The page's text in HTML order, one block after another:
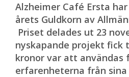
Alzheimer Café Ersta
årets Guldkorn av
Priset delades ut 23
nyskapande projekt fick
kronor var att användas
erfarenheterna från